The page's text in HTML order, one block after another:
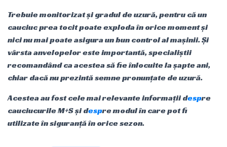
Trebuie monitorizat și gradul de uzură, pentru că un
cauciuc prea tocit poate exploda în orice moment și
nici nu mai poate asigura un bun control al mașinii. Și
vârsta anvelopelor este importantă, specialiștii
recomandând ca acestea să fie înlocuite la șapte ani,
chiar dacă nu prezintă semne pronunțate de uzură.
Acestea au fost cele mai relevante informații despre
cauciucurile M+S și despre modul în care pot fi
utilizate în siguranță în orice sezon.